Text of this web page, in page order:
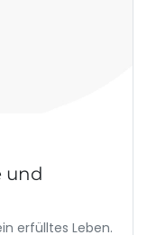
und
erfülltes Leben.